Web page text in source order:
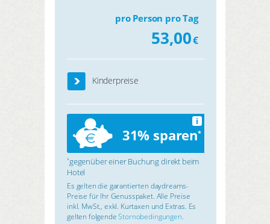
pro Person pro Tag
53,00€
Kinderpreise
31% sparen*
i
*gegenüber einer Buchung direkt beim
Hotel
Es gelten die garantierten daydreams-
Preise für Ihr Genusspaket. Alle Preise
inkl. MwSt., exkl. Kurtaxen und Extras. Es
gelten folgendeStornobedingungen.